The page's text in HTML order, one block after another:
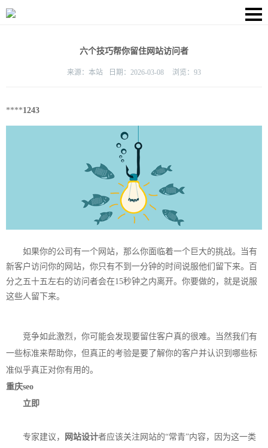
六个技巧帮你留住网站访问者
来源： 本站 日期： 2026-03-08 浏览： 93
****1243
如果你的公司有一个网站，那么你面临着一个巨大的挑战。当有
新客户访问你的网站，你只有不到一分钟的时间说服他们留下来。百
分之五十五左右的访问者会在15秒钟之内离开。你要做的，就是说服
这些人留下来。
竞争如此激烈，你可能会发现要留住客户真的很难。当然我们有
一些标准来帮助你，但真正的考验是要了解你的客户并认识到哪些标
准似乎真正对你有用的。
重庆seo
立即
专家建议， 网站设计者应该关注网站的“常青”内容，因为这一类